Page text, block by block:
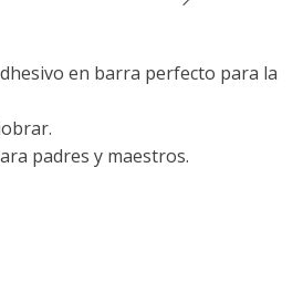
en barra perfecto para la
padres y maestros.